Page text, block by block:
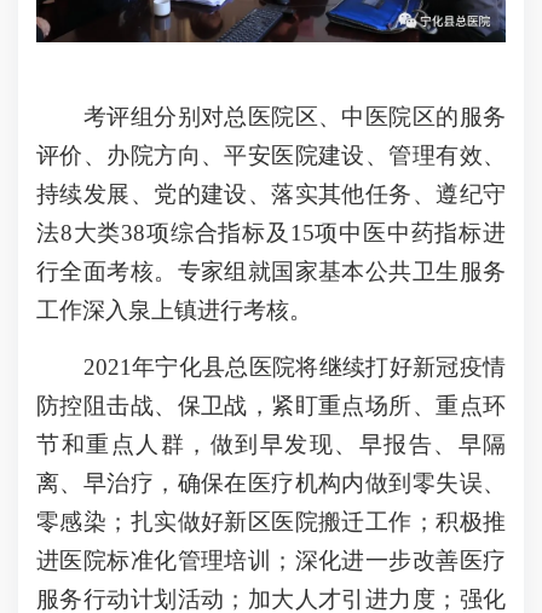
考评组分别对总医院区、中医院区的服务
评价、办院方向、平安医院建设、管理有效、
持续发展、党的建设、落实其他任务、遵纪守
法8大类38项综合指标及15项中医中药指标进
行全面考核。专家组就国家基本公共卫生服务
工作深入泉上镇进行考核。
2021年宁化县总医院将继续打好新冠疫情
防控阻击战、保卫战，紧盯重点场所、重点环
节和重点人群，做到早发现、早报告、早隔
离、早治疗，确保在医疗机构内做到零失误、
零感染；扎实做好新区医院搬迁工作；积极推
进医院标准化管理培训；深化进一步改善医疗
服务行动计划活动；加大人才引进力度；强化